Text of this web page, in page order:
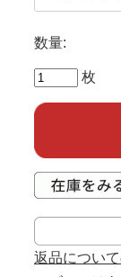
数量:
枚
返品につい